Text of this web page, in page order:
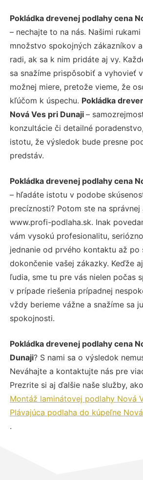
Pokládka drevenej podlahy cena
– nechajte to na nás. Našimi
množstvo spokojných zákazníkov
radi, ak sa k nim pridáte aj vy.
sa snažíme prispôsobiť a vyhovieť
možnej miere, pretože vieme, že
kľúčom k úspechu. Pokládka
Nová Ves pri Dunaji –
konzultácie či detailné
istotu, že výsledok bude presne
predstáv.
Pokládka drevenej podlahy cena
– hľadáte istotu v podobe
precíznosti? Potom ste na správnej
www.profi-podlaha.sk. Inak
vám vysokú profesionalitu,
jednanie od prvého kontaktu až po
dokončenie vašej zákazky. Keďže
ľudia, sme tu pre vás nielen počas
v prípade riešenia prípadnej
vždy berieme vážne a snažíme sa
spokojnosti.
Pokládka drevenej podlahy cena
Dunaji? S nami sa o výsledok
Neváhajte a kontaktujte nás pre
Prezrite si aj ďalšie naše služby,
Montáž laminátovej podlahy Nová
Plávajúca podlaha do kúpeľne
.